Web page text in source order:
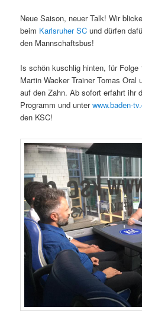
Neue Saison, neuer Talk! Wir
beim Karlsruher SC und dürfen
den Mannschaftsbus!
Is schön kuschlig hinten, für Folge
Martin Wacker Trainer Tomas Oral
auf den Zahn. Ab sofort erfahrt ihr
Programm und unterwww.baden-
den KSC!